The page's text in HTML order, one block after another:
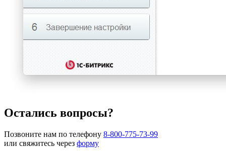
Остались вопросы?
Позвоните нам по телефону 8-800-775-73-99
или свяжитесь через форму